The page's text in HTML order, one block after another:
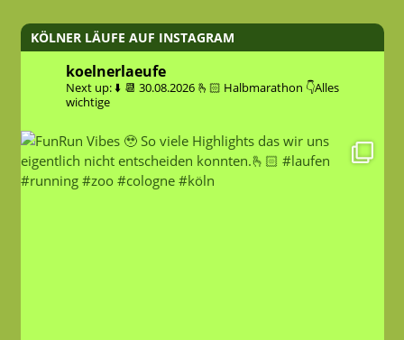
KÖLNER LÄUFE AUF INSTAGRAM
koelnerlaeufe
Next up: ⬇️ 📆 30.08.2026 🫰🏻 Halbmarathon 👇Alles
wichtige